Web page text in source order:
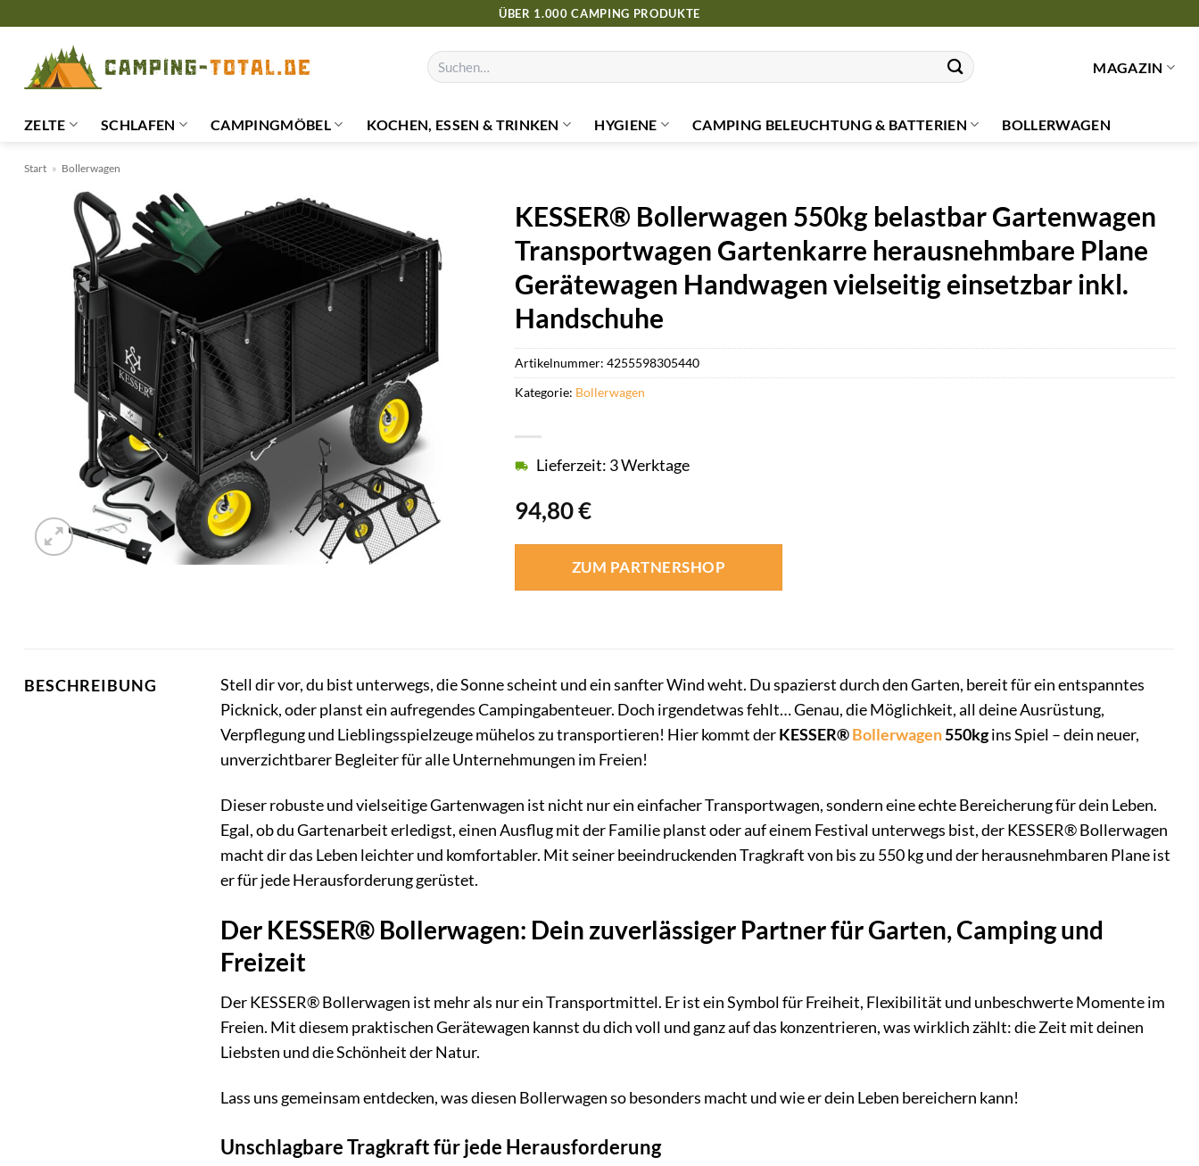
springen
ÜBER 1.000 CAMPING PRODUKTE
Suchen
nach:
MAGAZIN
ZELTE SCHLAFEN CAMPINGMÖBEL KOCHEN, ESSEN & TRINKEN HYGIENE CAMPING BELEUCHTUNG & BATTERIEN BOLLERWAGEN
Start » Bollerwagen
KESSER® Bollerwagen 550kg belastbar Gartenwagen
Transportwagen Gartenkarre herausnehmbare Plane
Gerätewagen Handwagen vielseitig einsetzbar inkl.
Handschuhe
94,80€
Lieferzeit: 3 Werktage
ZUM PARTNERSHOP
Artikelnummer: 4255598305440
Kategorie: Bollerwagen
BESCHREIBUNG
Stell dir vor, du bist unterwegs, die Sonne scheint und ein sanfter Wind weht. Du spazierst durch den Garten, bereit für ein entspanntes
Picknick, oder planst ein aufregendes Campingabenteuer. Doch irgendetwas fehlt… Genau, die Möglichkeit, all deine Ausrüstung,
Verpflegung und Lieblingsspielzeuge mühelos zu transportieren! Hier kommt derKESSER®Bollerwagen550kgins Spiel – dein neuer,
unverzichtbarer Begleiter für alle Unternehmungen im Freien!
Dieser robuste und vielseitige Gartenwagen ist nicht nur ein einfacher Transportwagen, sondern eine echte Bereicherung für dein Leben.
Egal, ob du Gartenarbeit erledigst, einen Ausflug mit der Familie planst oder auf einem Festival unterwegs bist, der KESSER® Bollerwagen
macht dir das Leben leichter und komfortabler. Mit seiner beeindruckenden Tragkraft von bis zu 550 kg und der herausnehmbaren Plane ist
er für jede Herausforderung gerüstet.
Der KESSER® Bollerwagen: Dein zuverlässiger Partner für Garten, Camping und
Freizeit
Der KESSER® Bollerwagen ist mehr als nur ein Transportmittel. Er ist ein Symbol für Freiheit, Flexibilität und unbeschwerte Momente im
Freien. Mit diesem praktischen Gerätewagen kannst du dich voll und ganz auf das konzentrieren, was wirklich zählt: die Zeit mit deinen
Liebsten und die Schönheit der Natur.
Lass uns gemeinsam entdecken, was diesen Bollerwagen so besonders macht und wie er dein Leben bereichern kann!
Unschlagbare Tragkraft für jede Herausforderung